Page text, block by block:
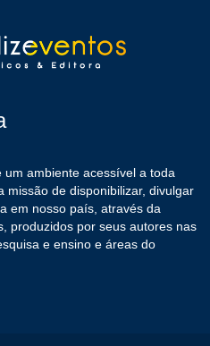
um ambiente acessível a toda
missão de disponibilizar, divulgar
em nosso país, através da
produzidos por seus autores nas
e ensino e áreas do